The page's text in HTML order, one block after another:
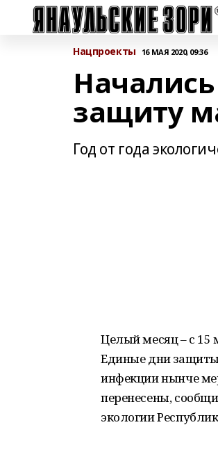
Нацпроекты 16 МАЯ 2020, 09:36
защиту
Год от года
Целый месяц – с 15
Единые дни защиты
инфекции нынче
перенесены,
экологии